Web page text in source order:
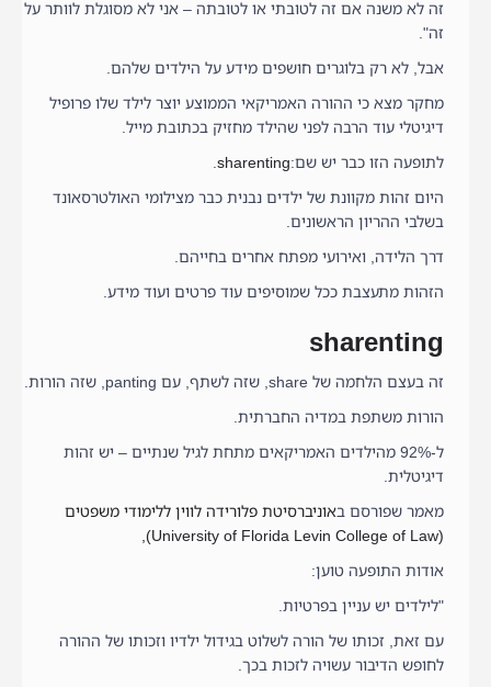
זה לא משנה אם זה לטובתי או לטובתה – אני לא מסוגלת לוותר על
זה".
אבל, לא רק בלוגרים חושפים מידע על הילדים שלהם.
מחקר מצא כי ההורה האמריקאי הממוצע יוצר לילד שלו פרופיל
דיגיטלי עוד הרבה לפני שהילד מחזיק בכתובת מייל.
לתופעה הזו כבר יש שם:sharenting
.
היום זהות מקוונת של ילדים נבנית כבר מצילומי האולטרסאונד
בשלבי ההריון הראשונים.
דרך הלידה, ואירועי מפתח אחרים בחייהם.
הזהות מתעצבת ככל שמוסיפים עוד פרטים ועוד מידע.
sharenting
זה בעצם הלחמה של share, שזה לשתף, עם panting, שזה הורות.
הורות משתפת במדיה החברתית.
ל-92% מהילדים האמריקאים מתחת לגיל שנתיים – יש זהות
דיגיטלית.
מאמר שפורסם באוניברסיטת פלורידה לווין ללימודי משפטים
(University of Florida Levin College of Law),
אודות התופעה טוען:
"לילדים יש עניין בפרטיות.
עם זאת, זכותו של הורה לשלוט בגידול ילדיו וזכותו של ההורה
לחופש הדיבור עשויה לזכות בכך.